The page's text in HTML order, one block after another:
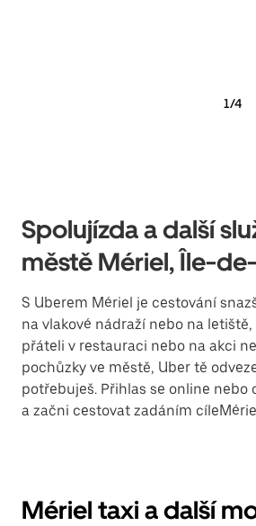
1/4
Spolujízda a další
městě Mériel, Île-
S Uberem Mériel je cestování
na vlakové nádraží nebo na letiště,
přáteli v restauraci nebo na akci
pochůzky ve městě, Uber tě
potřebuješ. Přihlas se online nebo
a začni cestovat zadáním
Mériel taxi a další